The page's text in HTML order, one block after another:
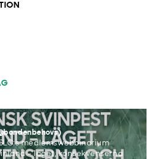
medlemswebbinarium
– läget, konsekvenserna